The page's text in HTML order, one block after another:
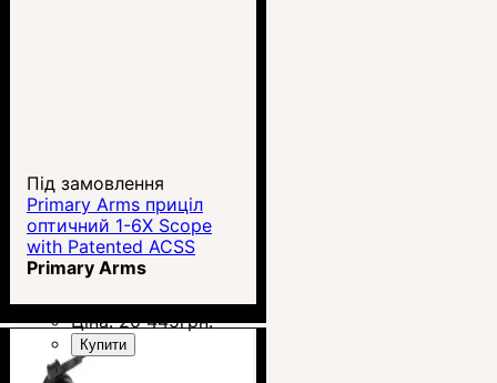
Під замовлення
Primary Arms приціл
оптичний 1-6X Scope
with Patented ACSS
7.62х39-300AAC
Primary Arms
Ціна:20 445грн.
Купити